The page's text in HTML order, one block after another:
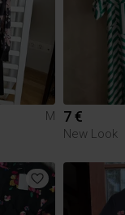
M 7 €
New Look